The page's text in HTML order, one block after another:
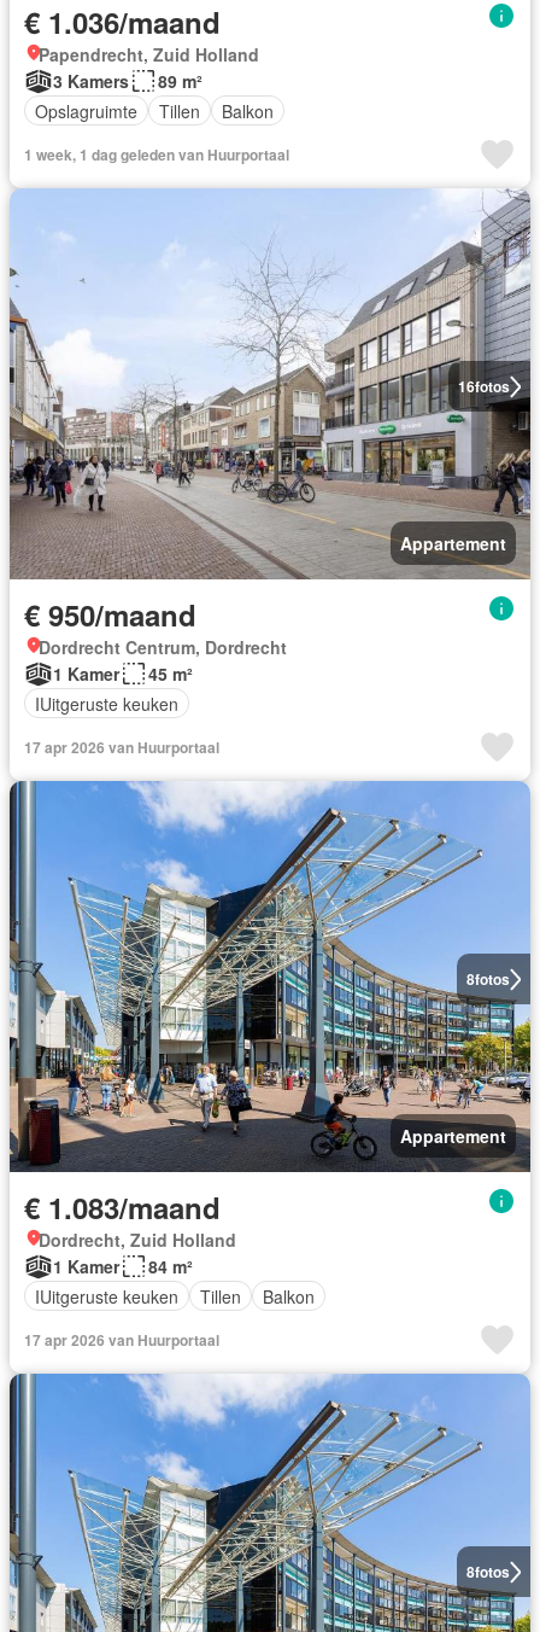
€ 1.036/maand
Papendrecht, Zuid Holland
3 Kamers
89 m²
Opslagruimte
Tillen Balkon
1 week, 1 dag geleden van Huurportaal
16fotos
Appartement
€ 950/maand
Dordrecht Centrum, Dordrecht
1 Kamer
45 m²
IUitgeruste keuken
17 apr 2026 van Huurportaal
8fotos
Appartement
€ 1.083/maand
Dordrecht, Zuid Holland
1 Kamer
84 m²
IUitgeruste keuken
Tillen Balkon
17 apr 2026 van Huurportaal
8fotos